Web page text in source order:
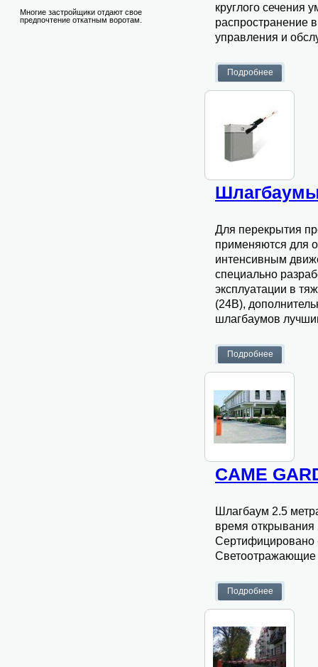
Многие застройщики отдают свое
предпочтение откатным воротам.
круглого сечения
распространение
управления и
Для перекрытия
применяются для
интенсивным
специально
эксплуатации в
(24В),
шлагбаумов
CAME
Шлагбаум 2.5
время
Сертифицировано
Светоотражающие